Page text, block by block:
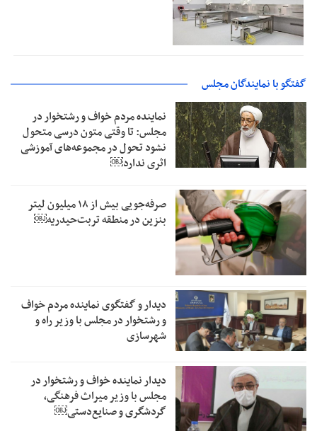
گفتگو با نمایندگان مجلس
نماینده مردم خواف و رشتخوار در
مجلس: تا وقتی متون درسی متحول
نشود تحول در مجموعه‌های آموزشی
اثری ندارد￼
صرفه‌جویی بیش از ۱۸ میلیون لیتر
بنزین در منطقه تربت‌حیدریه￼
دیدار و گفتگوی نماینده مردم خواف
و رشتخوار در مجلس با وزیر راه و
شهرسازی
دیدار نماینده خواف و رشتخوار در
مجلس با وزیر میراث فرهنگی،
گردشگری و صنایع‌دستی￼